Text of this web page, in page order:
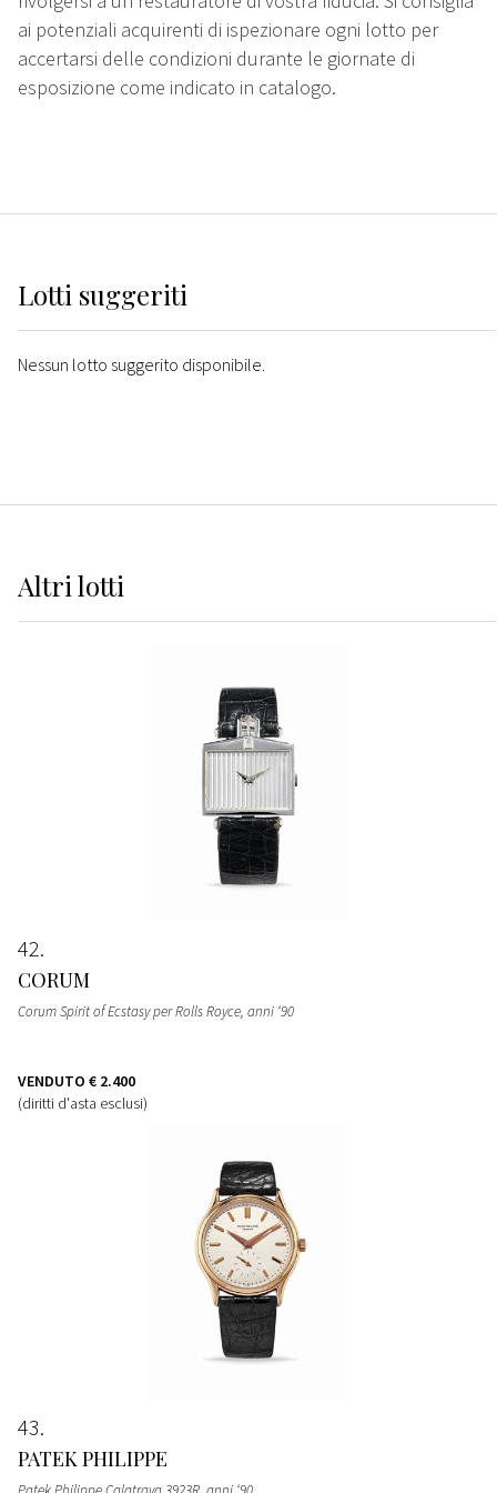
ai potenziali acquirenti di ispezionare ogni lotto per
accertarsi delle condizioni durante le giornate di
esposizione come indicato in catalogo.
Lotti suggeriti
Nessun lotto suggerito disponibile.
Altrilotti
42
CORUM
Corum Spirit of Ecstasy per Rolls Royce, anni ‘90
VENDUTO € 2.400
(diritti d'asta esclusi)
43
PATEK PHILIPPE